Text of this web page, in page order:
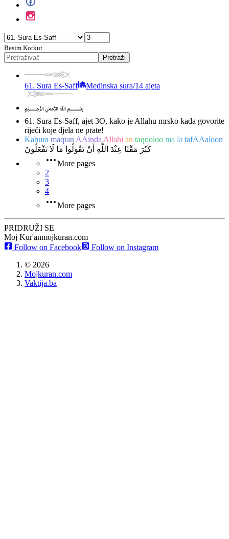
Besim Korkut
Pretraži
61. Sura Es-Saff Medinska sura/14 ajeta
﷽
61. Sura Es-Saff, ajet 3O, kako je Allahu mrsko kada govorite
riječi koje djela ne prate!
Kabura maqtan AAinda Allahi an taqooloo ma la tafAAaloon
كَبُرَ مَقْتًا عِنْدَ اللَّهِ أَنْ تَقُولُوا مَا لَا تَفْعَلُونَ
More pages
2
3
4
More pages
PRIDRUŽI SE
Moj Kur'anmojkuran.com
Follow on Facebook
Follow on Instagram
© 2026
Mojkuran.com
Vaktija.ba